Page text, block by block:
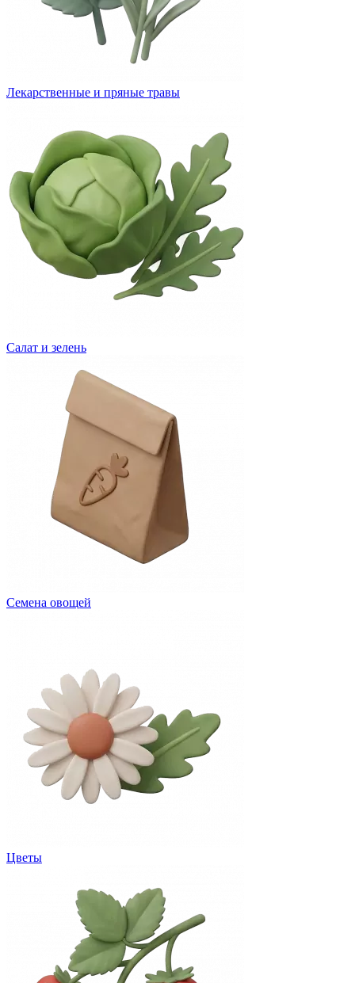
Лекарственные и пряные травы
Салат и зелень
Семена овощей
Цветы